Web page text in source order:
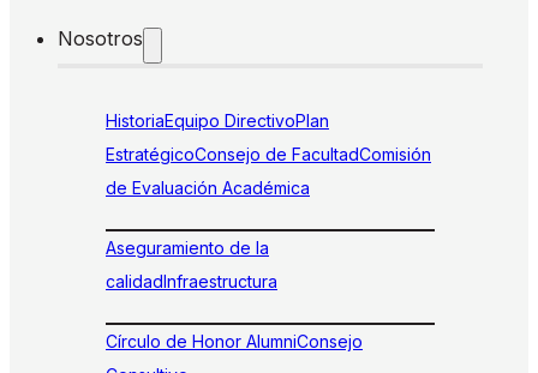
Nosotros
HistoriaEquipo DirectivoPlan
EstratégicoConsejo de FacultadComisión
de Evaluación Académica
Aseguramiento de la
calidadInfraestructura
Círculo de Honor AlumniConsejo